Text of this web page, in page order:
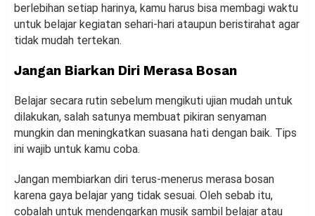
berlebihan setiap harinya, kamu harus bisa membagi waktu
untuk belajar kegiatan sehari-hari ataupun beristirahat agar
tidak mudah tertekan.
Jangan Biarkan Diri Merasa Bosan
Belajar secara rutin sebelum mengikuti ujian mudah untuk
dilakukan, salah satunya membuat pikiran senyaman
mungkin dan meningkatkan suasana hati dengan baik. Tips
ini wajib untuk kamu coba.
Jangan membiarkan diri terus-menerus merasa bosan
karena gaya belajar yang tidak sesuai. Oleh sebab itu,
cobalah untuk mendengarkan musik sambil belajar atau